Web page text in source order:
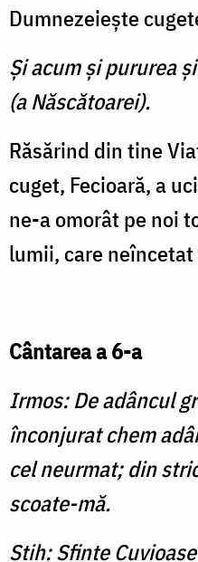
Dumnezeieşte
Şi acum şi pururea
(a Născătoarei).
Răsărind din tine
cuget, Fecioară, a
ne-a omorât pe noi
lumii, care
Cântarea a 6-a
Irmos: De adâncul
înconjurat chem
cel neurmat; din
scoate-mă.
Stih: Sfinte